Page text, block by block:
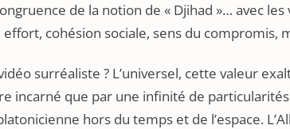
de la notion de « Djihad »… avec
cohésion sociale, sens du compromis,
surréaliste ? L’universel, cette valeur
incarné que par une infinité de
hors du temps et de l’espace.